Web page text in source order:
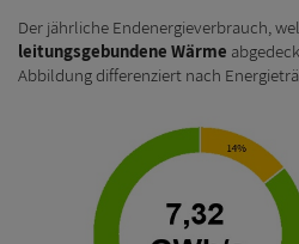
Der jährliche Endenergieverbrauch,
leitungsgebundene Wärme
Abbildung differenziert nach